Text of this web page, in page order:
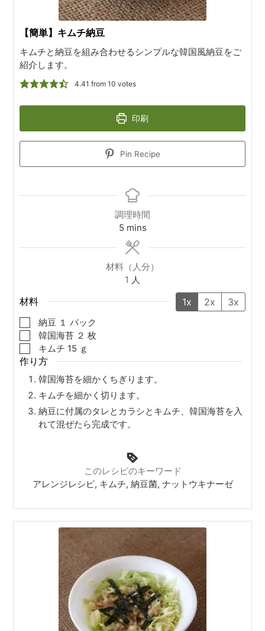
【簡単】キムチ納豆
キムチと納豆を組み合わせるシンプルな 韓国風納豆をご
紹介します。
4.41 from 10 votes
印刷
Pin Recipe
調理時間
5minutes
mins
材料（人分）
1 人
材料 1x 2x 3x
▢
納豆 １ パック
▢
韓国海苔 ２ 枚
▢
キムチ 15 ｇ
作り方
韓国海苔を細かくちぎります。
キムチを細かく切ります。
納豆に付属のタレとカラシとキムチ、韓国海苔を入
れて混ぜたら完成です。
このレシピのキーワード
アレンジレシピ, キムチ, 納豆菌, ナットウキナーゼ